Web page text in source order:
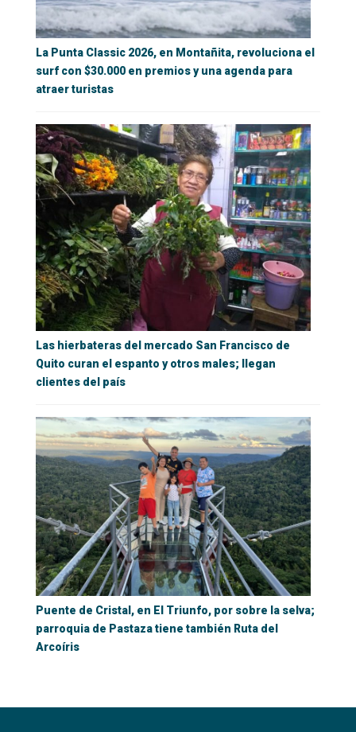
La Punta Classic 2026, en Montañita, revoluciona el
surf con $30.000 en premios y una agenda para
atraer turistas
Las hierbateras del mercado San Francisco de
Quito curan el espanto y otros males; llegan
clientes del país
Puente de Cristal, en El Triunfo, por sobre la selva;
parroquia de Pastaza tiene también Ruta del
Arcoíris